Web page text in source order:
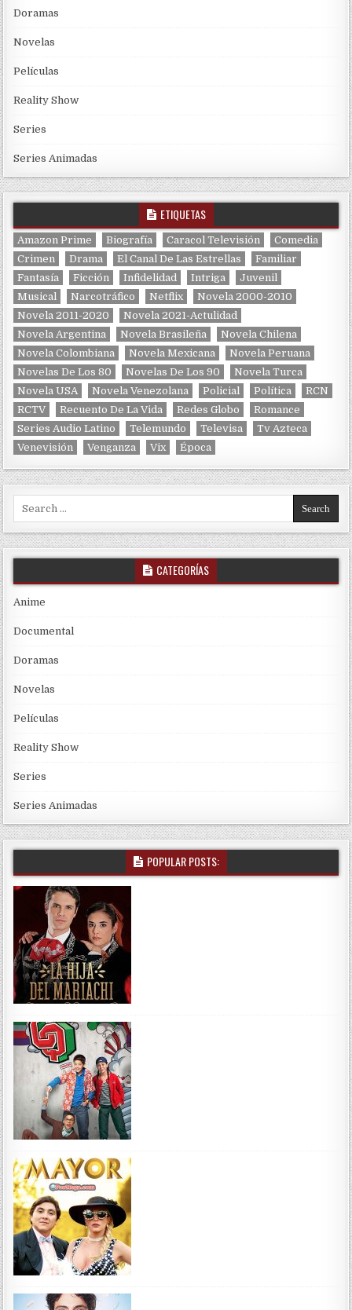
Doramas
Novelas
Películas
Reality Show
Series
Series Animadas
ETIQUETAS
Amazon Prime Biografía Caracol Televisión
Comedia
Crimen
Drama El Canal De Las Estrellas
Familiar
Fantasía
Ficción Infidelidad Intriga
Juvenil
Musical
Narcotráfico Netflix
Novela 2000-2010
Novela 2011-2020
Novela 2021-Actulidad
Novela Argentina
Novela Brasileña
Novela Chilena
Novela Colombiana
Novela Mexicana
Novela Peruana
Novelas De Los 80
Novelas De Los 90
Novela Turca
Novela USA
Novela Venezolana Policial Política
RCN
RCTV
Recuento De La Vida Redes Globo
Romance
Series Audio Latino
Telemundo Televisa
Tv Azteca
Venevisión
Venganza Vix Época
Search for:
CATEGORÍAS
Anime
Documental
Doramas
Novelas
Películas
Reality Show
Series
Series Animadas
POPULAR POSTS: